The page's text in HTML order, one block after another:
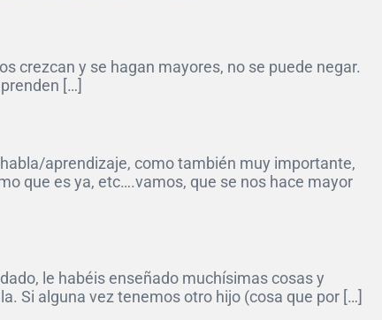
crezcan y se hagan mayores, no se puede negar.
[…]
aprendizaje, como también muy importante,
que es ya, etc….vamos, que se nos hace mayor
le habéis enseñado muchísimas cosas y
Si alguna vez tenemos otro hijo (cosa que por […]